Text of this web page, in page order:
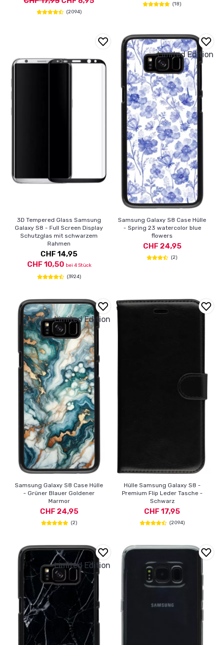
(2094)
(18)
3D Tempered Glass Samsung
Galaxy S8 - Full Screen Display
Schutzglas mit schwarzem
Rahmen
CHF 14,95
CHF 10,50 bei 4 Stück
(3924)
Samsung Galaxy S8 Case Hülle
- Spring 23 watercolor blue
flowers
CHF 24,95
(2)
Limited Edition
Samsung Galaxy S8 Case Hülle
- Grüner Blauer Goldener
Marmor
CHF 24,95
(2)
Limited Edition
Hülle Samsung Galaxy S8 -
Premium Flip Leder Tasche -
Schwarz
CHF 17,95
(2094)
Limited Edition